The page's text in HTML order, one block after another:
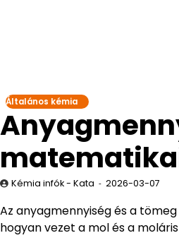
Általános kémia
Kémia infók - Kata 2026-03-07
Az anyagmennyiség és a
hogyan vezet a mol és a